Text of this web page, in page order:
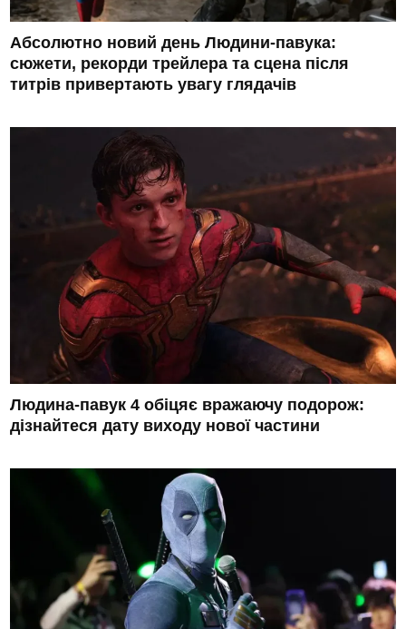
Абсолютно новий день Людини-павука:
сюжети, рекорди трейлера та сцена після
титрів привертають увагу глядачів
Людина-павук 4 обіцяє вражаючу подорож:
дізнайтеся дату виходу нової частини